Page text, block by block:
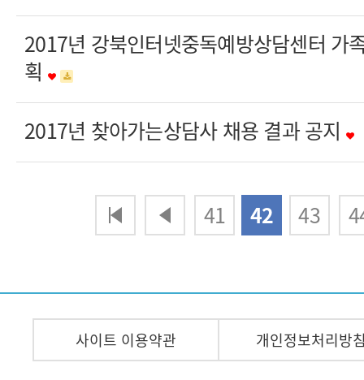
2017년 강북인터넷중독예방상담센터 가
획
2017년 찾아가는상담사 채용 결과 공지
41 42 43
맨끝
사이트 이용약관 개인정보처리방